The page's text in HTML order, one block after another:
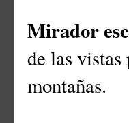
Mirador
de las
montañas.